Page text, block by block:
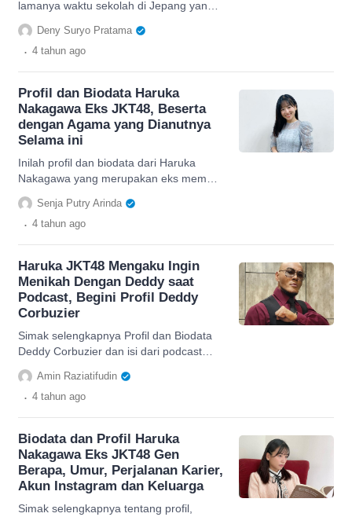
lamanya waktu sekolah di Jepang yang
membuat Vincent kaget, simak di sini
informasi selengkapnya.
Deny Suryo Pratama
. 4 tahun ago
Profil dan Biodata Haruka
Nakagawa Eks JKT48, Beserta
dengan Agama yang Dianutnya
Selama ini
Inilah profil dan biodata dari Haruka
Nakagawa yang merupakan eks member
JKT48 dilengkapi dengan agama yang
dianutnya selama ini.
Senja Putry Arinda
. 4 tahun ago
Haruka JKT48 Mengaku Ingin
Menikah Dengan Deddy saat
Podcast, Begini Profil Deddy
Corbuzier
Simak selengkapnya Profil dan Biodata
Deddy Corbuzier dan isi dari podcast
Deddy Corbuzier dengan Haruka disini.
Amin Raziatifudin
. 4 tahun ago
Biodata dan Profil Haruka
Nakagawa Eks JKT48 Gen
Berapa, Umur, Perjalanan Karier,
Akun Instagram dan Keluarga
Simak selengkapnya tentang profil,